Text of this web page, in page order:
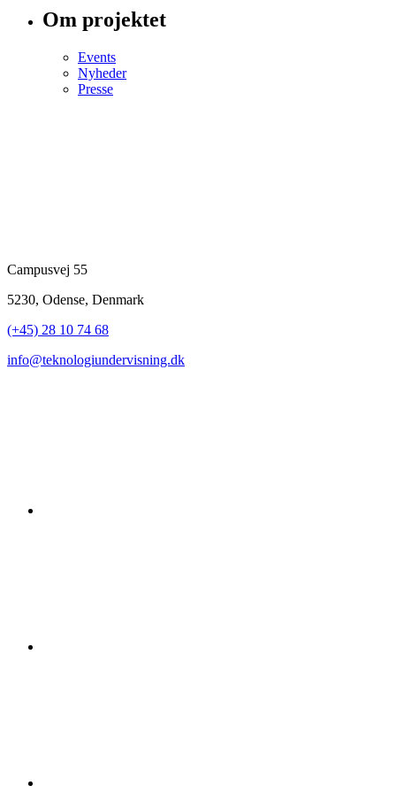
Om projektet
Events
Nyheder
Presse
Campusvej 55
5230, Odense, Denmark
(+45) 28 10 74 68
info@teknologiundervisning.dk